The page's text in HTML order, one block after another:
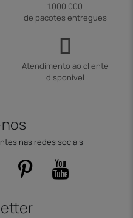
1.000.000
de pacotes entregues
Atendimento ao cliente
disponível
nas redes sociais